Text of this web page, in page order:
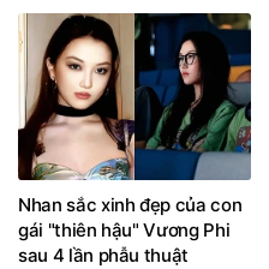
Nhan sắc xinh đẹp của con
gái "thiên hậu" Vương Phi
sau 4 lần phẫu thuật